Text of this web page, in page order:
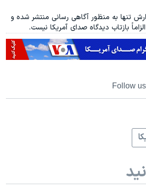
تنها به منظور آگاهی رسانی منتشر شده و
بازتاب دیدگاه صدای آمریکا نیست.
Follow us